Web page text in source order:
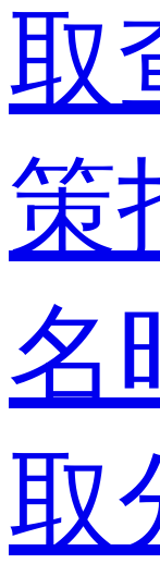
取
策
名
取